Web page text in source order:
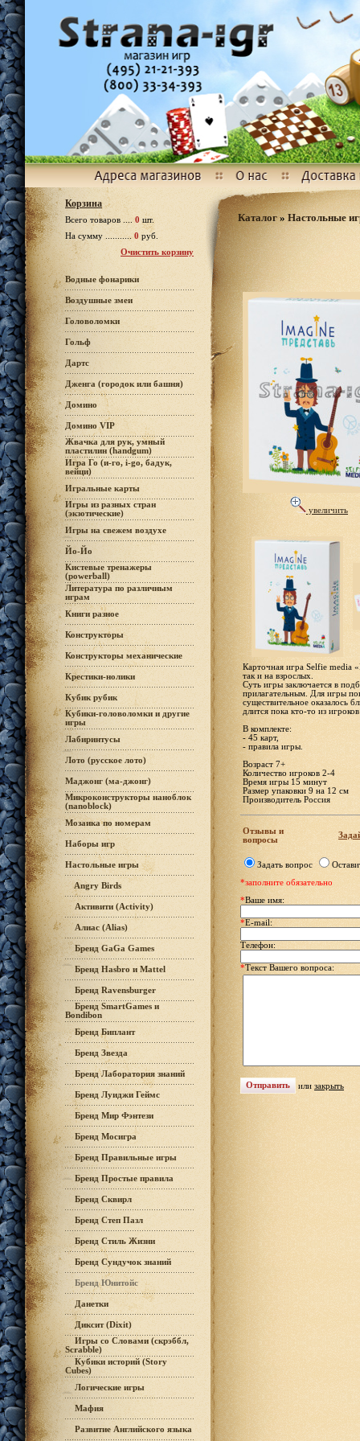
Корзина
Всего товаров ....0 шт.
На сумму ...........0руб.
Очистить корзину
Водные фонарики
Воздушные змеи
Головоломки
Гольф
Дартс
Дженга (городок или башня)
Домино
Домино VIP
Жвачка для рук, умный
пластилин (handgum)
Игра Го (и-го, i-go, бадук,
вейци)
Игральные карты
Игры из разных стран
(экзотические)
Игры на свежем воздухе
Йо-Йо
Кистевые тренажеры
(powerball)
Литература по различным
играм
Книги разное
Конструкторы
Конструкторы механические
Крестики-нолики
Кубик рубик
Кубики-головоломки и другие
игры
Лабиринтусы
Лото (русское лото)
Маджонг (ма-джонг)
Микроконструкторы наноблок
(nanoblock)
Мозаика по номерам
Наборы игр
Настольные игры
Angry Birds
Активити (Activity)
Алиас (Alias)
Бренд GaGa Games
Бренд Hasbro и Mattel
Бренд Ravensburger
Бренд SmartGames и
Bondibon
Бренд Биплант
Бренд Звезда
Бренд Лаборатория знаний
Бренд Луиджи Геймс
Бренд Мир Фэнтези
Бренд Мосигра
Бренд Правильные игры
Бренд Простые правила
Бренд Сквирл
Бренд Степ Пазл
Бренд Стиль Жизни
Бренд Сундучок знаний
Бренд Юнитойс
Данетки
Диксит (Dixit)
Игры со Словами (скрэббл,
Scrabble)
Кубики историй (Story
Cubes)
Логические игры
Мафия
Развитие Английского языка
Каталог»Настольные
увеличить
Карточная игра Selfie media
так и на взрослых.
Суть игры заключается в
прилагательным. Для игры
существительное оказалось
длится пока кто-то из
В комплекте:
- 45 карт,
- правила игры.
Возраст 7+
Количество игроков 2-4
Время игры 15 минут
Размер упаковки 9 на 12 см
Производитель Россия
Отзывы и
вопросы
Задать вопрос
*заполните обязательно
*Ваше имя:
*E-mail:
Телефон:
*Текст Вашего вопроса:
или закрыть